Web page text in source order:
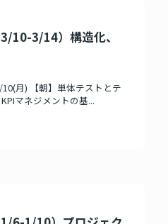
10-3/14）構造化、
月) 【朝】単体テストとテ
マネジメントの基...